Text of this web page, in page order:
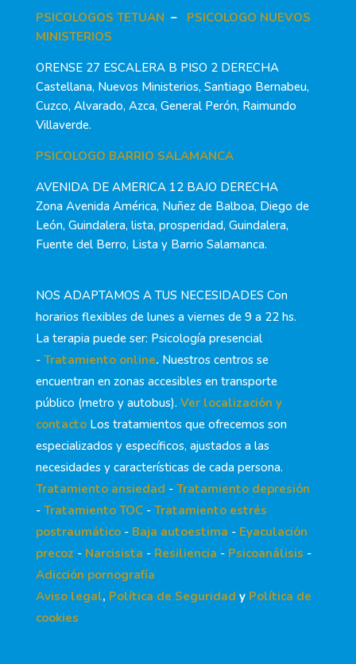
PSICOLOGOS TETUAN – PSICOLOGO NUEVOS
MINISTERIOS
ORENSE 27 ESCALERA B PISO 2 DERECHA
Castellana, Nuevos Ministerios, Santiago Bernabeu,
Cuzco, Alvarado, Azca, General Perón, Raimundo
Villaverde.
PSICOLOGO BARRIO SALAMANCA
AVENIDA DE AMERICA 12 BAJO DERECHA
Zona Avenida América, Nuñez de Balboa, Diego de
León, Guindalera, lista, prosperidad, Guindalera,
Fuente del Berro, Lista y Barrio Salamanca.
NOS ADAPTAMOS A TUS NECESIDADES Con
horarios flexibles de lunes a viernes de 9 a 22 hs.
La terapia puede ser: Psicología presencial
- Tratamiento online. Nuestros centros se
encuentran en zonas accesibles en transporte
público (metro y autobus). Ver localización y
contactoLos tratamientos que ofrecemos son
especializados y específicos, ajustados a las
necesidades y características de cada persona.
Tratamiento ansiedad - Tratamiento depresión
- Tratamiento TOC- Tratamiento estrés
postraumático- Baja autoestima - Eyaculación
precoz - Narcisista - Resiliencia - Psicoanálisis -
Adicción pornografía
Aviso legal, Política de Seguridad y Política de
cookies